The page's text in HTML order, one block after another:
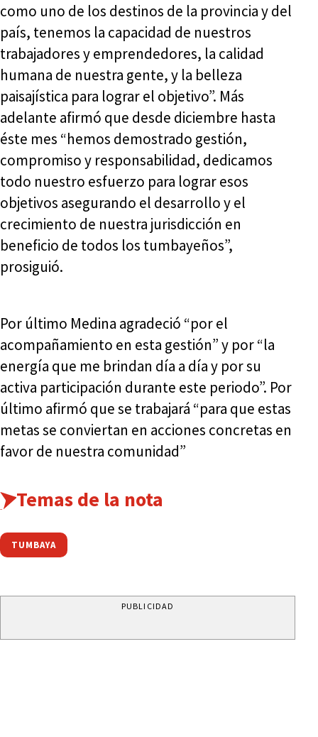
como uno de los destinos de la provincia y del
país, tenemos la capacidad de nuestros
trabajadores y emprendedores, la calidad
humana de nuestra gente, y la belleza
paisajística para lograr el objetivo”. Más
adelante afirmó que desde diciembre hasta
éste mes “hemos demostrado gestión,
compromiso y responsabilidad, dedicamos
todo nuestro esfuerzo para lograr esos
objetivos asegurando el desarrollo y el
crecimiento de nuestra jurisdicción en
beneficio de todos los tumbayeños”,
prosiguió.
Por último Medina agradeció “por el
acompañamiento en esta gestión” y por “la
energía que me brindan día a día y por su
activa participación durante este periodo”. Por
último afirmó que se trabajará “para que estas
metas se conviertan en acciones concretas en
favor de nuestra comunidad”
Temas de la nota
TUMBAYA
PUBLICIDAD